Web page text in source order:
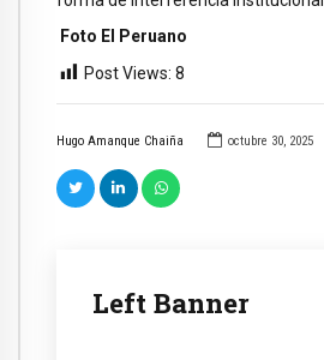
Hugo Amanque Chaiña octubre 30, 2025
Left Banner
Foto El Peruano
Post Views: 8